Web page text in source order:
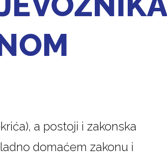
a postoji i zakonska
domaćem zakonu i